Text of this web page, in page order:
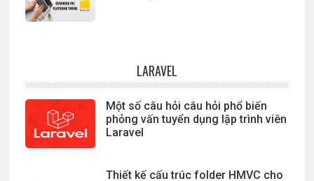
LARAVEL
Một số câu hỏi câu hỏi phổ biến
phỏng vấn tuyển dụng lập trình viên
Laravel
Thiết kế cấu trúc folder HMVC cho